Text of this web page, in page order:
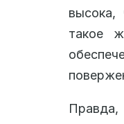
высока,
такое
Правда,